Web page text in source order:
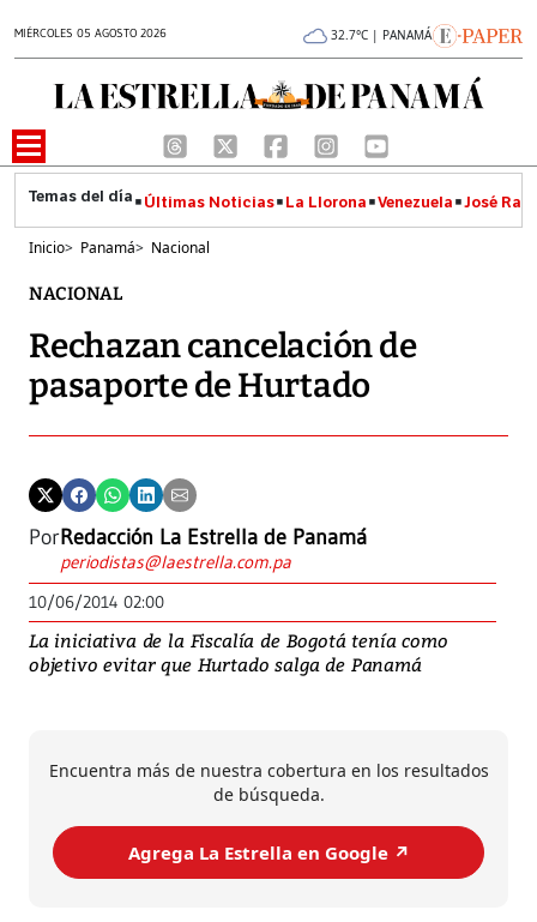
MIÉRCOLES 05 AGOSTO 2026 32.7°C | PANAMÁ
Últimas Noticias La Llorona Venezuela José
Inicio> Panamá> Nacional
NACIONAL
Rechazan cancelación de
pasaporte de Hurtado
PorRedacción La Estrella de Panamá
periodistas@laestrella.com.pa
10/06/2014 02:00
La iniciativa de la Fiscalía de Bogotá tenía como
objetivo evitar que Hurtado salga de Panamá
Encuentra más de nuestra cobertura en los resultados
de búsqueda.
Agrega La Estrella en Google ↗️